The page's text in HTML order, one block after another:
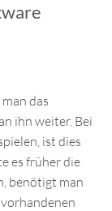
das
ihn weiter. Bei
ist dies
es früher die
benötigt man